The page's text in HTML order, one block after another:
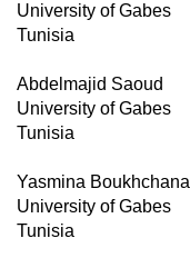
University of Gabes
Tunisia
Abdelmajid Saoud
University of Gabes
Tunisia
Yasmina Boukhchana
University of Gabes
Tunisia